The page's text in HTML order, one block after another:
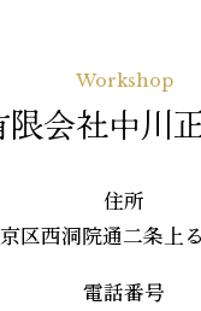
Workshop
限会社中川
住所
区西洞院通二条上
電話番号